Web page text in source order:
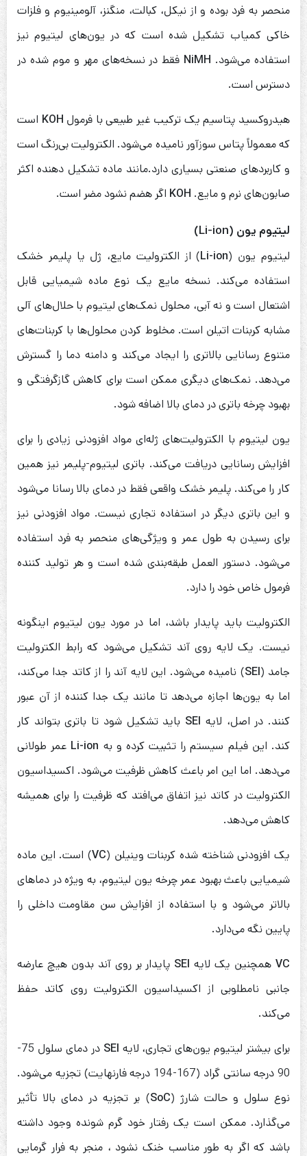
منحصر به فرد بوده و از نیکل، کبالت، منگنز، آلومینیوم و فلزات
خاکی کمیاب تشکیل شده است که در یون‌های لیتیوم نیز
استفاده می‌شود. NiMH فقط در نسخه‌های مهر و موم شده در
دسترس است.
هیدروکسید پتاسیم یک ترکیب غیر طبیعی با فرمول KOH است
که معمولاً پتاس سوزآور نامیده می‌شود. الکترولیت بی‌رنگ است
و کاربردهای صنعتی بسیاری دارد.مانند ماده تشکیل دهنده اکثر
صابون‌های نرم و مایع. KOH اگر هضم نشود مضر است.
لیتیوم یون (Li-ion)
لیتیوم یون (Li-ion) از الکترولیت مایع، ژل یا پلیمر خشک
استفاده می‌کند. نسخه مایع یک نوع ماده شیمیایی قابل
اشتعال است و نه آبی، محلول نمک‌های لیتیوم با حلال‌های آلی
مشابه کربنات اتیلن است. مخلوط کردن محلول‌ها با کربنات‌های
متنوع رسانایی بالاتری را ایجاد می‌کند و دامنه دما را گسترش
می‌دهد. نمک‌های دیگری ممکن است برای کاهش گازگرفتگی و
بهبود چرخه باتری در دمای بالا اضافه شود.
یون لیتیوم با الکترولیت‌های ژله‌ای مواد افزودنی زیادی را برای
افزایش رسانایی دریافت می‌کند. باتری لیتیوم-پلیمر نیز همین
کار را می‌کند. پلیمر خشک واقعی فقط در دمای بالا رسانا می‌شود
و این باتری دیگر در استفاده تجاری نیست. مواد افزودنی نیز
برای رسیدن به طول عمر و ویژگی‌های منحصر به فرد استفاده
می‌شود. دستور العمل طبقه‌بندی شده است و هر تولید کننده
فرمول خاص خود را دارد.
الکترولیت باید پایدار باشد، اما در مورد یون لیتیوم اینگونه
نیست. یک لایه روی آند تشکیل می‌شود که رابط الکترولیت
جامد (SEI) نامیده می‌شود. این لایه آند را از کاتد جدا می‌کند،
اما به یون‌ها اجازه می‌دهد تا مانند یک جدا کننده از آن عبور
کنند. در اصل، لایه SEI باید تشکیل شود تا باتری بتواند کار
کند. این فیلم سیستم را تثبیت کرده و به Li-ion عمر طولانی
می‌دهد. اما این امر باعث کاهش ظرفیت می‌شود. اکسیداسیون
الکترولیت در کاتد نیز اتفاق می‌افتد که ظرفیت را برای همیشه
کاهش می‌دهد.
یک افزودنی شناخته شده کربنات وینیلن (VC) است. این ماده
شیمیایی باعث بهبود عمر چرخه یون لیتیوم، به ویژه در دماهای
بالاتر می‌شود و با استفاده از افزایش سن مقاومت داخلی را
پایین نگه می‌دارد.
VCهمچنین یک لایه SEI پایدار بر روی آند بدون هیچ عارضه
جانبی نامطلوبی از اکسیداسیون الکترولیت روی کاتد حفظ
می‌کند.
برای بیشتر لیتیوم یون‌های تجاری، لایه SEI
در دمای سلول 75-
90 درجه سانتی گراد (167-194 درجه فارنهایت) تجزیه می‌شود.
نوع سلول و حالت شارژ (SoC) بر تجزیه در دمای بالا تأثیر
می‌گذارد. ممکن است یک رفتار خود گرم شونده وجود داشته
باشد که اگر به طور مناسب خنک نشود ، منجر به فرار گرمایی